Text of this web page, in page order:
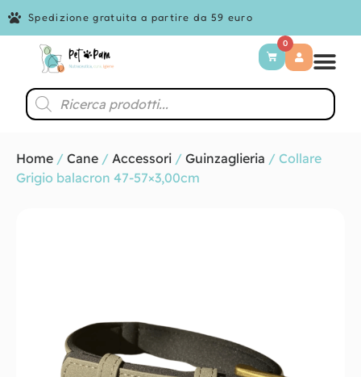
Spedizione gratuita a partire da 59 euro
0
Home / Cane / Accessori / Guinzaglieria / Collare
Grigio balacron 47-57×3,00cm